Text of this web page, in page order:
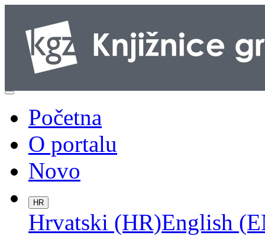
Početna
O portalu
Novo
HR
Hrvatski (HR)English